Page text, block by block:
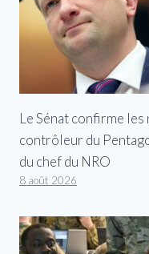
Le Sénat confirme
contrôleur du
du chef du NRO
8 août 2026